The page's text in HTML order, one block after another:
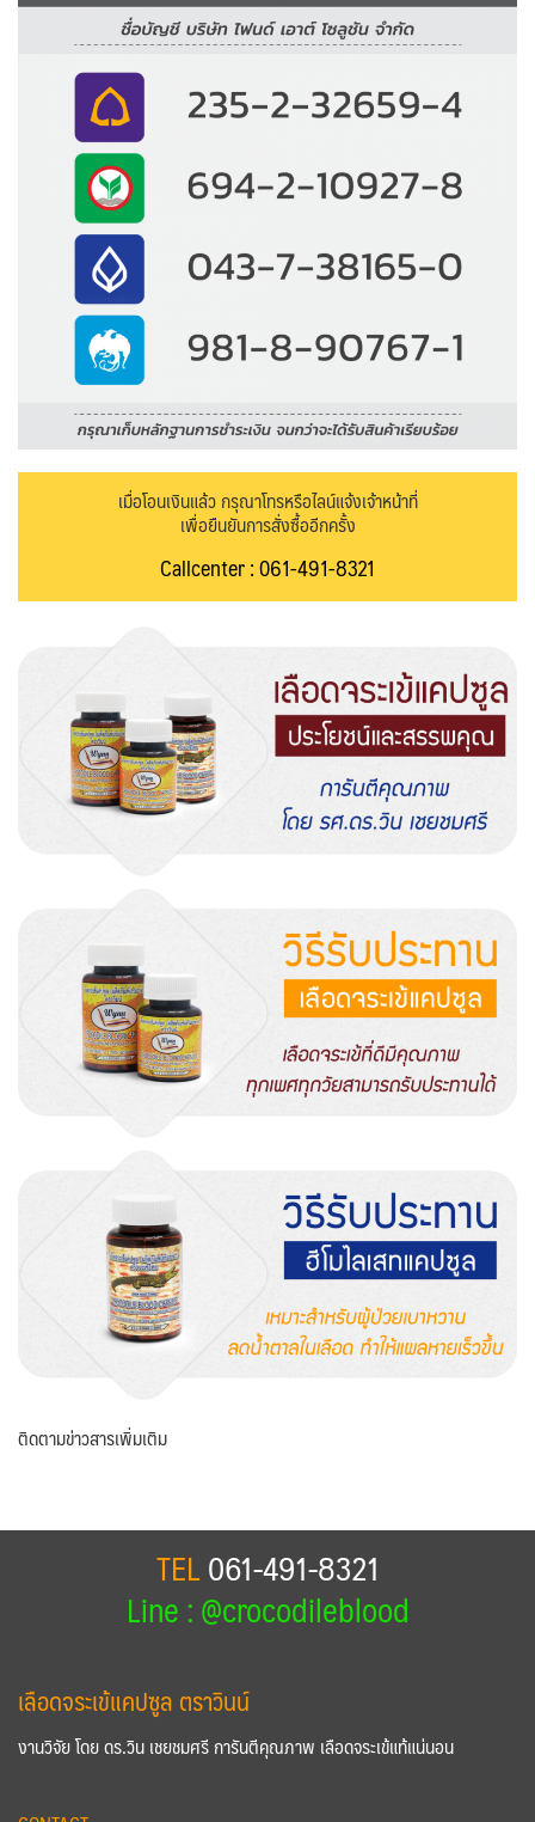
เมื่อโอนเงินแล้ว กรุณาโทรหรือไลน์แจ้งเจ้าหน้าที่
เพื่อยืนยันการสั่งซื้ออีกครั้ง
Callcenter : 061-491-8321
ติดตามข่าวสารเพิ่มเติม
TEL061-491-8321
Line : @crocodileblood
เลือดจระเข้แคปซูล ตราวินน์
งานวิจัย โดย ดร.วิน เชยชมศรี การันตีคุณภาพ เลือดจระเข้แท้แน่นอน